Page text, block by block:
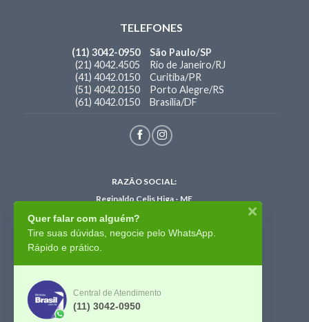
TELEFONES
(11) 3042-0950
(21) 4042.4505
(41) 4042.0150
(51) 4042.0150
(61) 4042.0150
São Paulo/SP
Rio de Janeiro/RJ
Curitiba/PR
Porto Alegre/RS
Brasília/DF
RAZÃO SOCIAL:
Reginaldo Celis Higa - ME
I.E: 396.138.084.116
Site: www.brindesbrasil.com.br
e-mail:cotacao
Travessa Marcolina, 03 - Parque Vitória
CEP02268-040
Quer falar com alguém?
Tire suas dúvidas, negocie pelo WhatsApp.
Rápido e prático.
Central de Atendimento
(11) 3042-0950